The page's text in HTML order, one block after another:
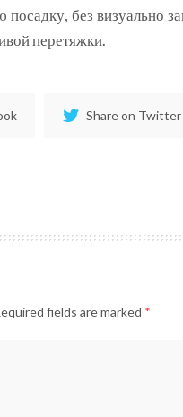
посадку, без визуально
перетяжки.
Share on Twitter
fields are marked *